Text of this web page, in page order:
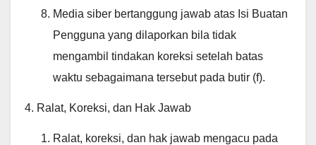
Media siber bertanggung jawab atas Isi Buatan
Pengguna yang dilaporkan bila tidak
mengambil tindakan koreksi setelah batas
waktu sebagaimana tersebut pada butir (f).
4. Ralat, Koreksi, dan Hak Jawab
Ralat, koreksi, dan hak jawab mengacu pada